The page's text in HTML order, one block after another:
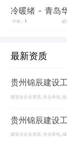
冷暖绪 - 青岛
中标: 1 诚
最新资质
贵州锦辰建设
建筑业企业资质_专业承包_
贵州锦辰建设
建筑业企业资质_专业承包_